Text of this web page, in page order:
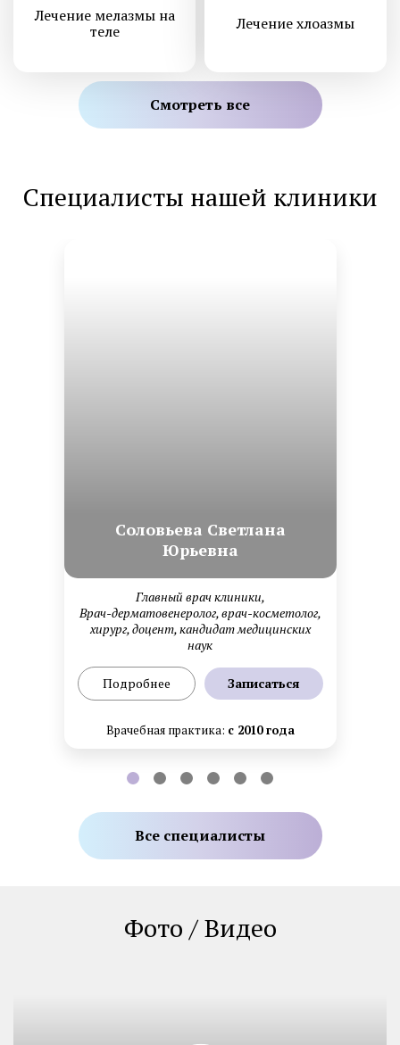
Лечение мелазмы на
теле
Лечение хлоазмы
Смотреть все
Специалисты нашей клиники
Cоловьева Cветлана
Юрьевна
Главный врач клиники,
Врач-дерматовенеролог, врач-косметолог,
хирург, доцент, кандидат медицинских
наук
Подробнее Записаться
Врачебная практика: с 2010 года
Все специалисты
Фото / Видео